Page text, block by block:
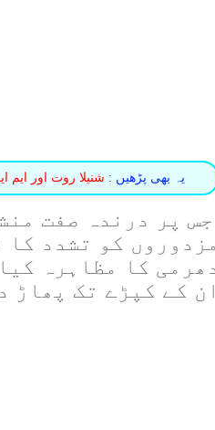
یہ بھی پڑھیں : شنیلا روت اور ایم
ان کے کپڑے تک پھاڑ